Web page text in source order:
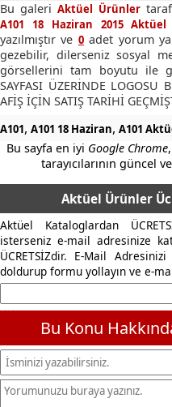
Bu galeriAktüel Ürünler
A101 18 Haziran 2015
yazılmıştır ve 0adet yorum
gezebilir, dilerseniz sosyal
görsellerini tam boyutu ile
SAYFASI ÜZERİNDE LOGOSU
AFİŞ İÇİN SATIŞ TARİHİ
A101, A101 18 Haziran, A101
Bu sayfa en iyi Google Chrome
tarayıcılarının güncel
Aktüel Ürünler
Aktüel Kataloglardan
isterseniz e-mail adresinize
ÜCRETSİZdir. E-Mail
doldurup formu yollayın ve e-
Bu Konu